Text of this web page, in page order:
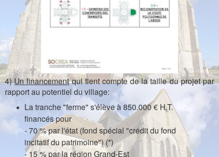
4)Un financementqui tient compte de la taille du projet par
rapport au potentiel du village:
La tranche "ferme" s'élève à 850.000 € H.T.
financés pour
- 70 % par l'état (fond spécial "crédit du fond
incitatif du patrimoine") (*)
- 15 % par la région Grand-Est